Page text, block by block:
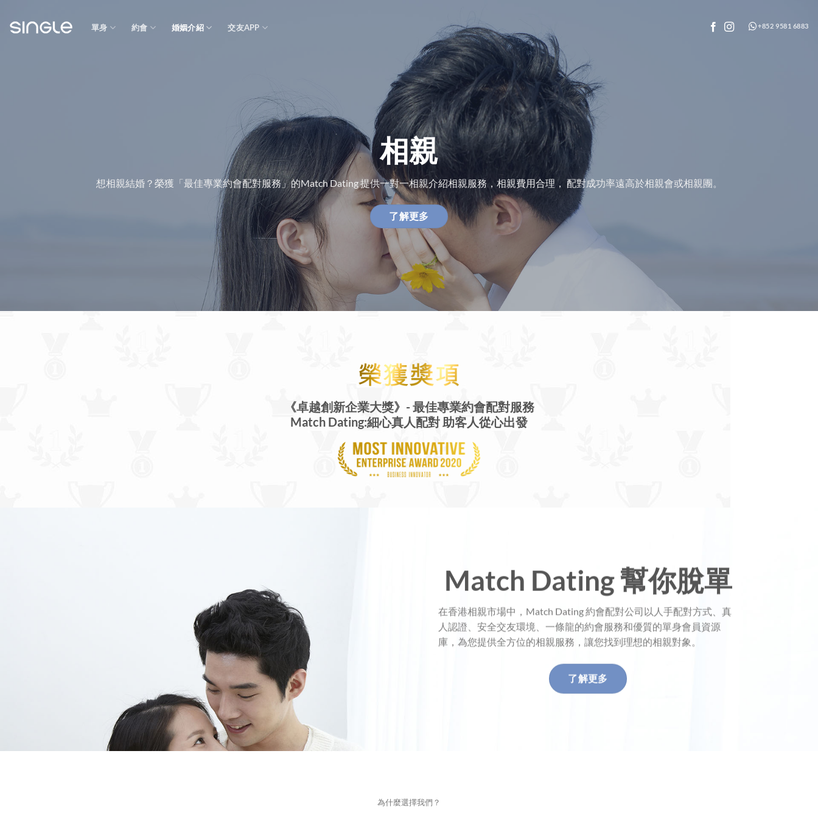
content
單身 約會 婚姻介紹 交友APP +852 9581 6883
相親
想相親結婚？榮獲「最佳專業約會配對服務」的Match Dating 提供一對一相親介紹相親服務，相親費用合理， 配對成功率遠高於相親會或相親團。
了解更多
《卓越創新企業大獎》-最佳專業約會配對服務
Match Dating:細心真人配對 助客人從心出發
Match Dating 幫你脫單
在香港相親市場中，Match Dating 約會配對公司以人手配對方式、真
人認證、安全交友環境、一條龍的約會服務和優質的單身會員資源
庫，為您提供全方位的相親服務，讓您找到理想的相親對象。
了解更多
為什麼選擇我們？